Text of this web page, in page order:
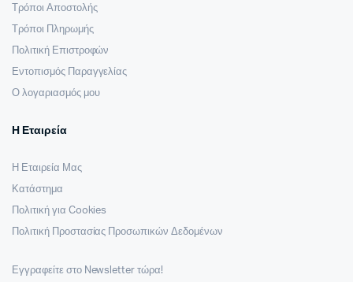
Τρόποι Αποστολής
Τρόποι Πληρωμής
Πολιτική Επιστροφών
Εντοπισμός Παραγγελίας
Ο λογαριασμός μου
Η Εταιρεία
Η Εταιρεία Μας
Κατάστημα
Πολιτική για Cookies
Πολιτική Προστασίας Προσωπικών Δεδομένων
Εγγραφείτε στο Newsletter τώρα!